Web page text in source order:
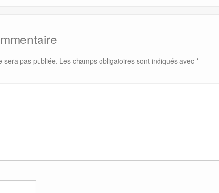
sera pas publiée. Les champs obligatoires sont indiqués avec *